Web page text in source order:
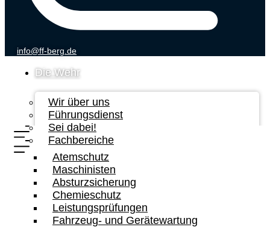
info@ff-berg.de
Die Wehr
Wir über uns
Führungsdienst
Sei dabei!
Fachbereiche
Atemschutz
Maschinisten
Absturzsicherung
Chemieschutz
Leistungsprüfungen
Fahrzeug- und Gerätewartung